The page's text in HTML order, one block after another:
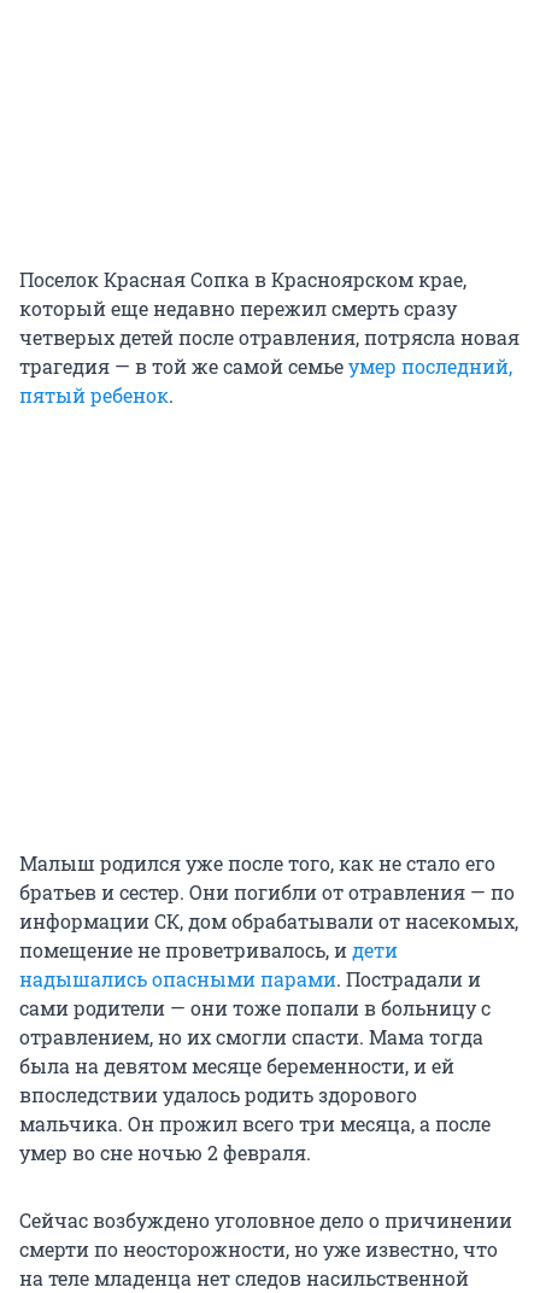
Поселок Красная Сопка в Красноярском крае,
который еще недавно пережил смерть сразу
четверых детей после отравления, потрясла новая
трагедия — в той же самой семьеумер последний,
пятый ребенок.
Малыш родился уже после того, как не стало его
братьев и сестер. Они погибли от отравления — по
информации СК, дом обрабатывали от насекомых,
помещение не проветривалось, идети
надышались опасными парами. Пострадали и
сами родители — они тоже попали в больницу с
отравлением, но их смогли спасти. Мама тогда
была на девятом месяце беременности, и ей
впоследствии удалось родить здорового
мальчика. Он прожил всего три месяца, а после
умер во сне ночью 2 февраля.
Сейчас возбуждено уголовное дело о причинении
смерти по неосторожности, но уже известно, что
на теле младенца нет следов насильственной